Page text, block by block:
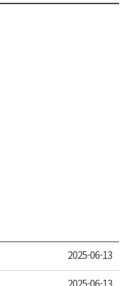
2025-06-13
2025-06-13